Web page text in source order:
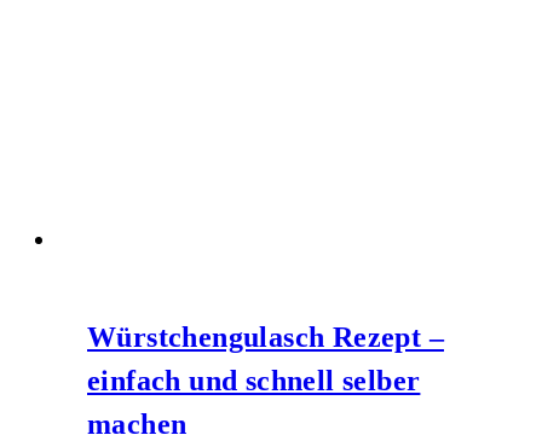
Würstchengulasch Rezept –
einfach und schnell selber
machen